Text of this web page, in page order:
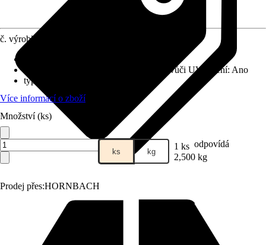
Prodej přes:HORNBACH
č. výrobku
Odolnost vůči povětrnostním vlivům a vůči UV záření: Ano
typ nátěru
Více informací o zboží
Množství (ks)
ks kg 1 ks odpovídá
2,500 kg